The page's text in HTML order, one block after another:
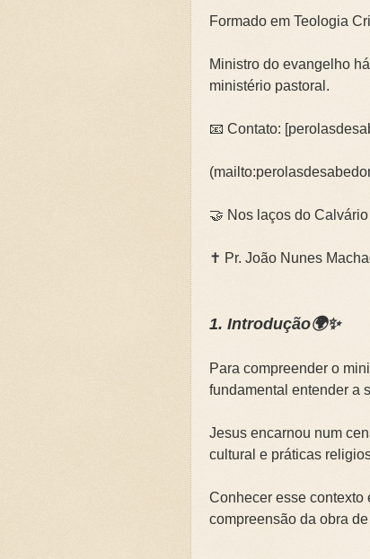
🌧️PRIMEIRA
📚SEGUNDA
🌧️A IMPORTÂNCIA
Formado em Teologia
Ministro do evangelho
ministério pastoral.
📧 Contato:
🤝 Nos laços do
✝️ Pr. João Nunes
1. Introdução🌍✨
Para compreender o
fundamental entender a
Jesus encarnou num
cultural e práticas
Conhecer esse contexto
compreensão da obra